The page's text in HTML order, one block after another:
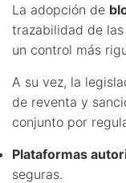
La adopción de
trazabilidad de
un control más
A su vez, la
de reventa y
conjunto por
Plataformas
seguras.